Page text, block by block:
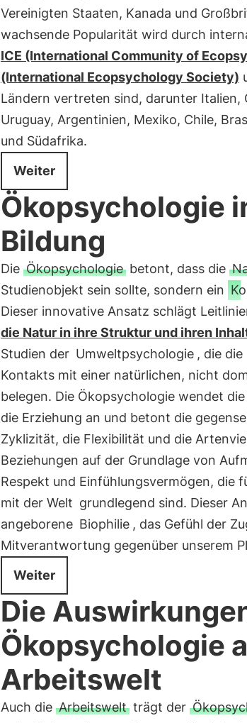
Vereinigten Staaten, Kanada und
wachsende Popularität wird durch
ICE (International Community of
(International Ecopsychology Society)
Ländern vertreten sind, darunter Italien,
Uruguay, Argentinien, Mexiko, Chile,
und Südafrika.
Weiter
Ökopsychologie
Bildung
Die Ökopsychologiebetont, dass die
Studienobjekt sein sollte, sondern ein
Dieser innovative Ansatz schlägt
die Natur in ihre Struktur und ihren
Studien der Umweltpsychologie , die die
Kontakts mit einer natürlichen, nicht
belegen. Die Ökopsychologie wendet
die Erziehung an und betont die
Zyklizität, die Flexibilität und die
Beziehungen auf der Grundlage von
Respekt und Einfühlungsvermögen, die
mit der Welt grundlegend sind. Dieser
angeborene Biophilie , das Gefühl der
Mitverantwortung gegenüber unserem
Weiter
Die
Ökopsychologie
Arbeitswelt
Auch die Arbeitsweltträgt der